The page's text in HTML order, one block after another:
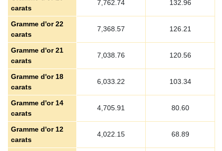
carats
7,762.74 132.96
Gramme d'or 22
carats
7,368.57 126.21
Gramme d'or 21
carats
7,038.76 120.56
Gramme d'or 18
carats
6,033.22 103.34
Gramme d'or 14
carats
4,705.91 80.60
Gramme d'or 12
carats
4,022.15 68.89